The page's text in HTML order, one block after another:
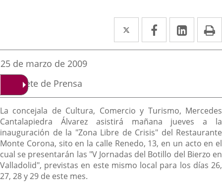
Twitter
Enlace
a
externa.
Facebook
Enlace
a
externa.
Enlace
a
Fecha
de
noticia
25 de marzo de 2009
Fuente
la
noticia
Gabinete de Prensa
Descripción
La concejala de Cultura, Comercio y Turismo, Mercedes
Cantalapiedra Álvarez asistirá mañana jueves a la
inauguración de la "Zona Libre de Crisis" del Restaurante
Monte Corona, sito en la calle Renedo, 13, en un acto en el
cual se presentarán las "V Jornadas del Botillo del Bierzo en
Valladolid", previstas en este mismo local para los días 26,
27, 28 y 29 de este mes.